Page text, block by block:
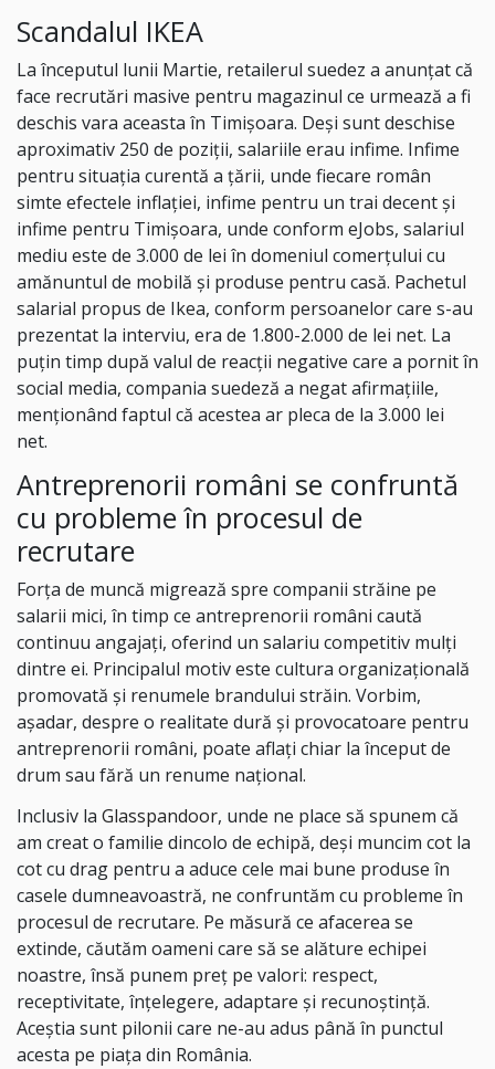
Scandalul IKEA
La începutul lunii Martie, retailerul suedez a anunțat că
face recrutări masive pentru magazinul ce urmează a fi
deschis vara aceasta în Timișoara. Deși sunt deschise
aproximativ 250 de poziții, salariile erau infime. Infime
pentru situația curentă a țării, unde fiecare român
simte efectele inflației, infime pentru un trai decent și
infime pentru Timișoara, unde conform eJobs, salariul
mediu este de 3.000 de lei în domeniul comerțului cu
amănuntul de mobilă și produse pentru casă. Pachetul
salarial propus de Ikea, conform persoanelor care s-au
prezentat la interviu, era de 1.800-2.000 de lei net. La
puțin timp după valul de reacții negative care a pornit în
social media, compania suedeză a negat afirmațiile,
menționând faptul că acestea ar pleca de la 3.000 lei
net.
Antreprenorii români se confruntă
cu probleme în procesul de
recrutare
Forța de muncă migrează spre companii străine pe
salarii mici, în timp ce antreprenorii români caută
continuu angajați, oferind un salariu competitiv mulți
dintre ei. Principalul motiv este cultura organizațională
promovată și renumele brandului străin. Vorbim,
așadar, despre o realitate dură și provocatoare pentru
antreprenorii români, poate aflați chiar la început de
drum sau fără un renume național.
Inclusiv la Glasspandoor, unde ne place să spunem că
am creat o familie dincolo de echipă, deși muncim cot la
cot cu drag pentru a aduce cele mai bune produse în
casele dumneavoastră, ne confruntăm cu probleme în
procesul de recrutare. Pe măsură ce afacerea se
extinde, căutăm oameni care să se alăture echipei
noastre, însă punem preț pe valori: respect,
receptivitate, înțelegere, adaptare și recunoștință.
Aceștia sunt pilonii care ne-au adus până în punctul
acesta pe piața din România.